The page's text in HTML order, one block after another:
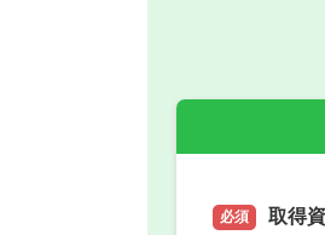
必須 取得